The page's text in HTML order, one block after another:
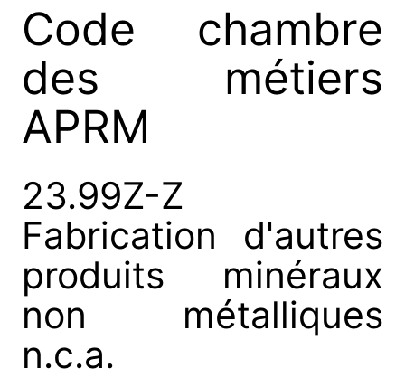
Code chambre
des métiers
APRM
23.99Z-Z
Fabrication d'autres
produits minéraux
non métalliques
n.c.a.